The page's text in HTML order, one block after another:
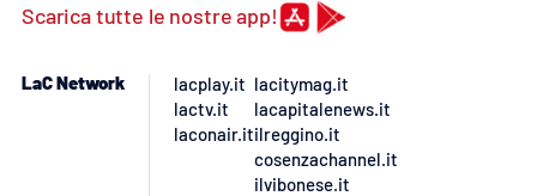
Android
Scarica tutte le nostre app!
LaC Network
lacplay.it
lactv.it
laconair.it
lacitymag.it
lacapitalenews.it
ilreggino.it
cosenzachannel.it
ilvibonese.it